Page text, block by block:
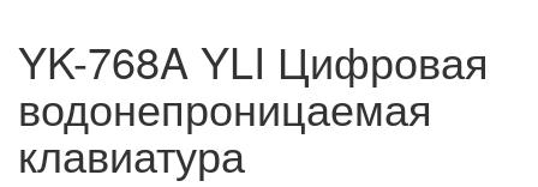
YK-768A YLI Цифровая
водонепроницаемая
клавиатура